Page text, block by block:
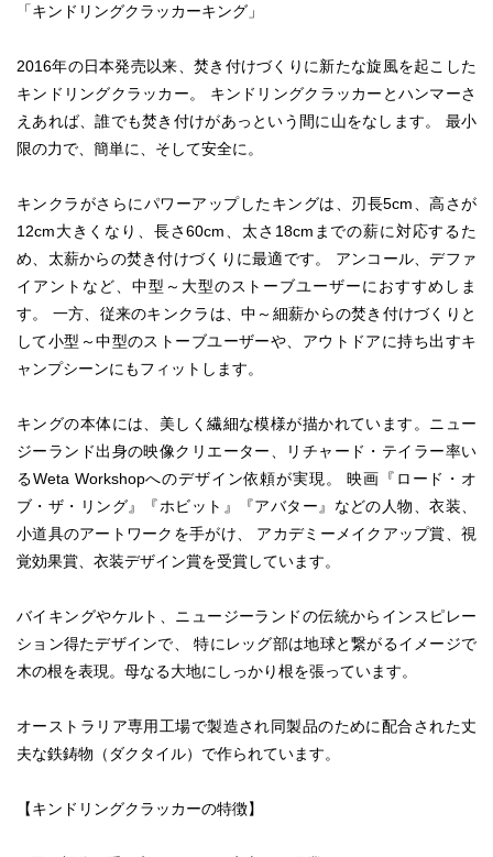
「キンドリングクラッカーキング」
2016年の日本発売以来、焚き付けづくりに新たな旋風を起こした
キンドリングクラッカー。 キンドリングクラッカーとハンマーさ
えあれば、誰でも焚き付けがあっという間に山をなします。 最小
限の力で、簡単に、そして安全に。
キンクラがさらにパワーアップしたキングは、刃長5cm、高さが
12cm大きくなり、長さ60cm、太さ18cmまでの薪に対応するた
め、太薪からの焚き付けづくりに最適です。 アンコール、デファ
イアントなど、中型～大型のストーブユーザーにおすすめしま
す。 一方、従来のキンクラは、中～細薪からの焚き付けづくりと
して小型～中型のストーブユーザーや、アウトドアに持ち出すキ
ャンプシーンにもフィットします。
キングの本体には、美しく繊細な模様が描かれています。ニュー
ジーランド出身の映像クリエーター、リチャード・テイラー率い
るWeta Workshopへのデザイン依頼が実現。 映画『ロード・オ
ブ・ザ・リング』『ホビット』『アバター』などの人物、衣装、
小道具のアートワークを手がけ、 アカデミーメイクアップ賞、視
覚効果賞、衣装デザイン賞を受賞しています。
バイキングやケルト、ニュージーランドの伝統からインスピレー
ション得たデザインで、 特にレッグ部は地球と繋がるイメージで
木の根を表現。母なる大地にしっかり根を張っています。
オーストラリア専用工場で製造され同製品のために配合された丈
夫な鉄鋳物（ダクタイル）で作られています。
【キンドリングクラッカーの特徴】